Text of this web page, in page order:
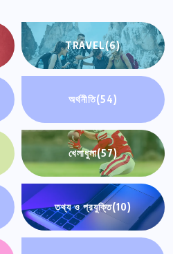
TRAVEL(6)
অর্থনীতি(54)
খেলাধুলা(57)
তথ্য ও প্রযুক্তি(10)